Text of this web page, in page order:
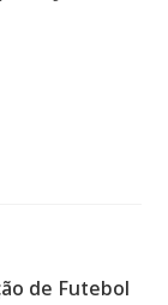
de Futebol